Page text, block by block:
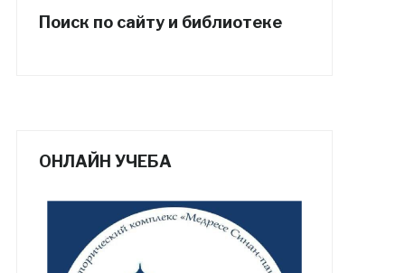
Поиск по сайту и библиотеке
ОНЛАЙН УЧЕБА